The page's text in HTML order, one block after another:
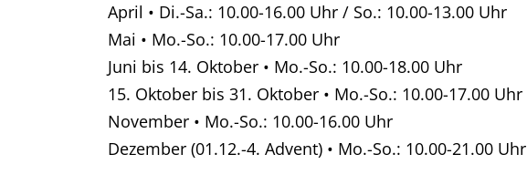
April • Di.-Sa.: 10.00-16.00 Uhr / So.: 10.00-13.00 Uhr
Mai • Mo.-So.: 10.00-17.00 Uhr
Juni bis 14. Oktober • Mo.-So.: 10.00-18.00 Uhr
15. Oktober bis 31. Oktober • Mo.-So.: 10.00-17.00 Uhr
November • Mo.-So.: 10.00-16.00 Uhr
Dezember (01.12.-4. Advent) • Mo.-So.: 10.00-21.00 Uhr